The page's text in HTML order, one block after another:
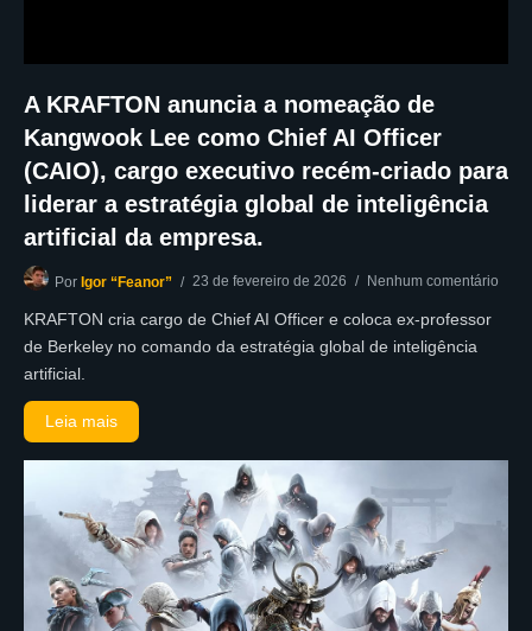
A KRAFTON anuncia a nomeação de
Kangwook Lee como Chief AI Officer
(CAIO), cargo executivo recém-criado para
liderar a estratégia global de inteligência
artificial da empresa.
Por Igor “Feanor” 23 de fevereiro de 2026 Nenhum comentário
KRAFTON cria cargo de Chief AI Officer e coloca ex-professor
de Berkeley no comando da estratégia global de inteligência
artificial.
Leia mais